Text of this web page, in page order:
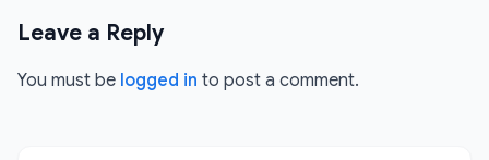
Leave a Reply
You must be logged in to post a comment.